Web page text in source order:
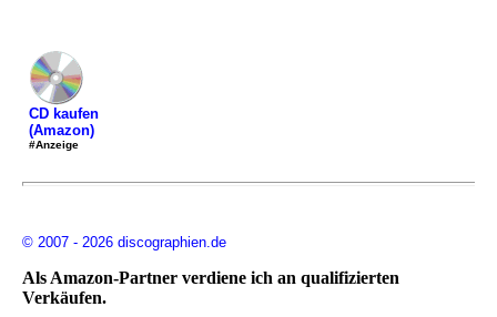
CD kaufen
(Amazon)
#Anzeige
© 2007 - 2026 discographien.de
Als Amazon-Partner verdiene ich an qualifizierten
Verkäufen.